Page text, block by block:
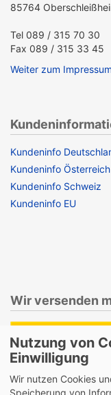
85764
Tel 089 / 315 70 30
Fax 089 / 315 33 45
Weiter zum Impressum
Kundeninfo
Kundeninfo Österreich
Kundeninfo Schweiz
Kundeninfo EU
Wir versenden
Lieferung auch
Nutzung von
Einwilligung
Wir nutzen Cookies
Speicherung von